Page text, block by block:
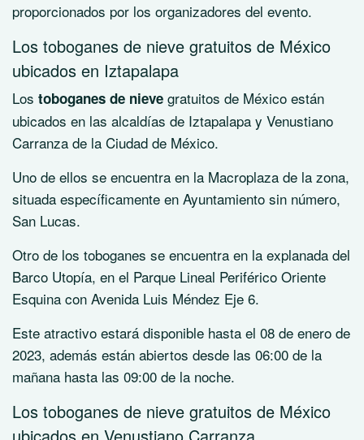
proporcionados por los organizadores del evento.
Los toboganes de nieve gratuitos de México
ubicados en Iztapalapa
Los toboganes de nieve gratuitos de México están
ubicados en las alcaldías de Iztapalapa y Venustiano
Carranza de la Ciudad de México.
Uno de ellos se encuentra en la Macroplaza de la zona,
situada específicamente en Ayuntamiento sin número,
San Lucas.
Otro de los toboganes se encuentra en la explanada del
Barco Utopía, en el Parque Lineal Periférico Oriente
Esquina con Avenida Luis Méndez Eje 6.
Este atractivo estará disponible hasta el 08 de enero de
2023, además están abiertos desde las 06:00 de la
mañana hasta las 09:00 de la noche.
Los toboganes de nieve gratuitos de México